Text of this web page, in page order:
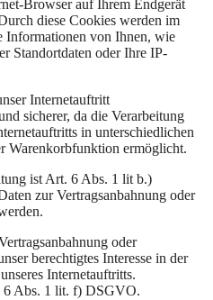
Browser auf Ihrem Endgerät
diese Cookies werden im
Informationen von Ihnen, wie
Standortdaten oder Ihre IP-
Internetauftritt
sicherer, da die Verarbeitung
in unterschiedlichen
Warenkorbfunktion ermöglicht.
ist Art. 6 Abs. 1 lit b.)
zur Vertragsanbahnung oder
oder
berechtigtes Interesse in der
Internetauftritts.
6 Abs. 1 lit. f) DSGVO.